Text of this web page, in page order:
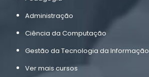
Administração
Ciência da Computação
Gestão da Tecnologia da Informação
Ver mais cursos